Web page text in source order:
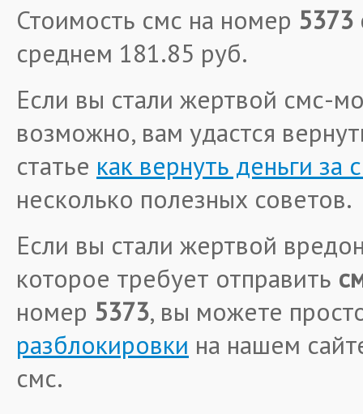
Стоимость смс на номер 5373
среднем 181.85 руб.
Если вы стали жертвой смс-
возможно, вам удастся
статье как вернуть деньги за
несколько полезных советов.
Если вы стали жертвой
которое требует отправить
номер 5373, вы можете
разблокировки на нашем
смс.